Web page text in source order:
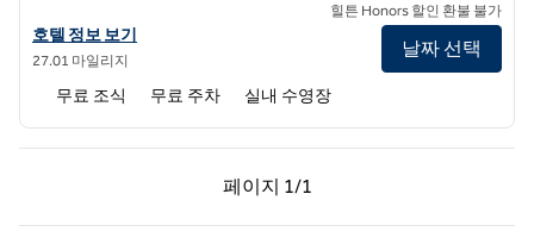
홈2 스위트 바이 힐튼 그랜드래피즈 노스의 호텔 정보 보기
호텔 정보 보기
27.01 마일리지
힐튼 Honors 할인 환불 불가
날짜 선택
무료 조식 무료 주차 실내 수영장
페이지 1/1
이전 페이지, 1/1
페이지 1/1